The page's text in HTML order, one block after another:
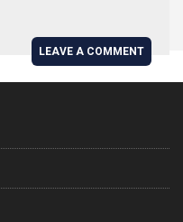
LEAVE A COMMENT